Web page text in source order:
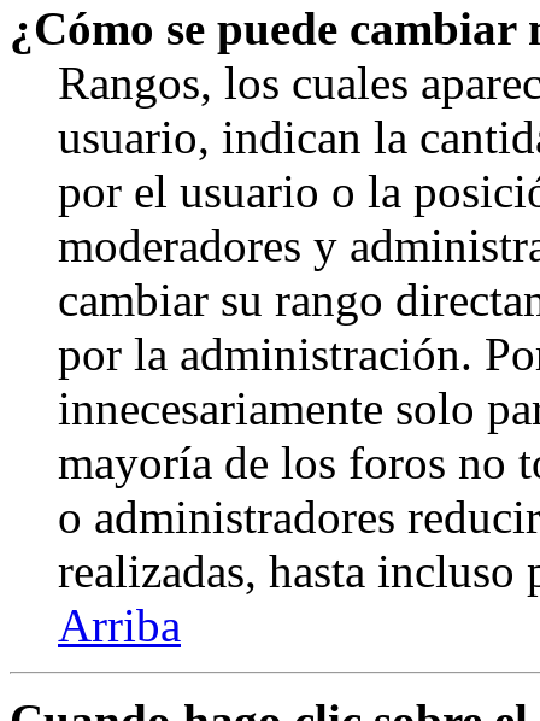
¿Cómo se puede cambiar
Rangos, los cuales
usuario, indican la
por el usuario o la
moderadores y
cambiar su rango
por la administración.
innecesariamente solo
mayoría de los foros no
o administradores
realizadas, hasta incluso
Arriba